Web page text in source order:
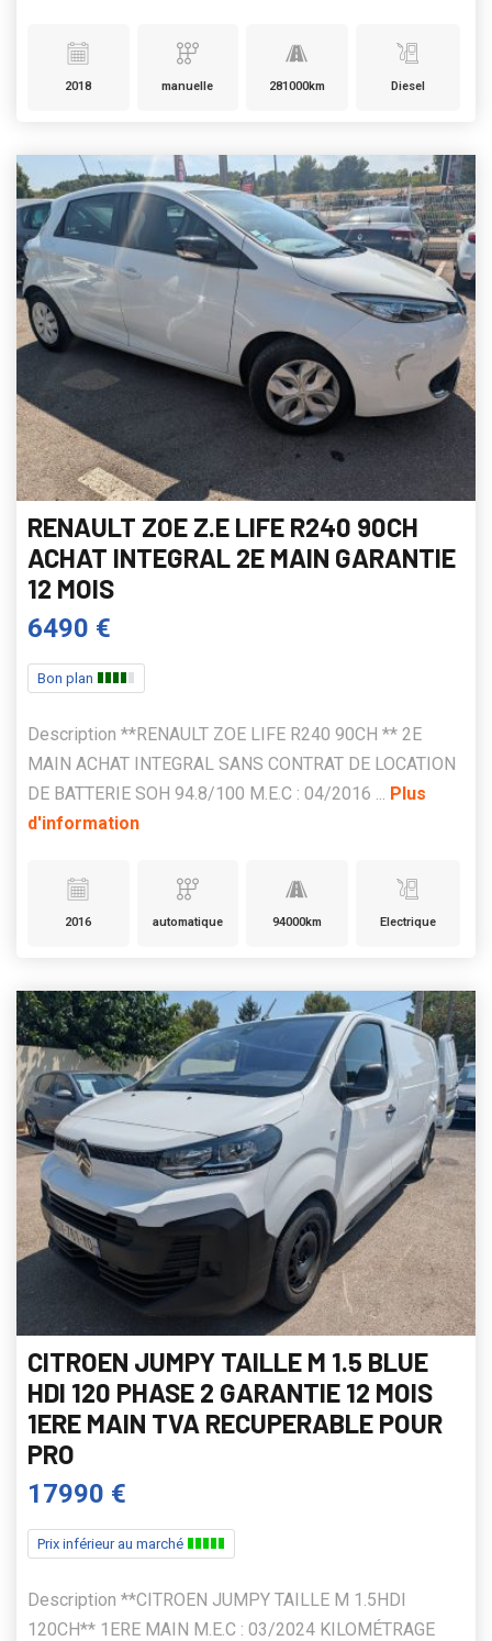
2018 manuelle 281000km Diesel
RENAULT ZOE Z.E LIFE R240 90CH
ACHAT INTEGRAL 2E MAIN GARANTIE
12 MOIS
6490 €
Bon plan
Description **RENAULT ZOE LIFE R240 90CH ** 2E
MAIN ACHAT INTEGRAL SANS CONTRAT DE LOCATION
DE BATTERIE SOH 94.8/100 M.E.C : 04/2016 ... Plus
d'information
2016 automatique 94000km Electrique
CITROEN JUMPY TAILLE M 1.5 BLUE
HDI 120 PHASE 2 GARANTIE 12 MOIS
1ERE MAIN TVA RECUPERABLE POUR
PRO
17990 €
Prix inférieur au marché
Description **CITROEN JUMPY TAILLE M 1.5HDI
120CH** 1ERE MAIN M.E.C : 03/2024 KILOMÉTRAGE